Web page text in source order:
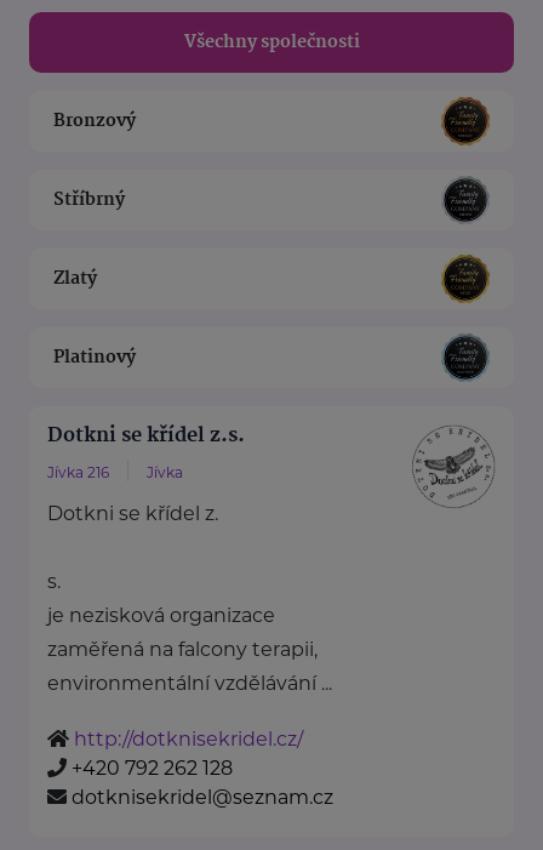
Všechny společnosti
Bronzový
Stříbrný
Zlatý
Platinový
Dotkni se křídel z.s.
Jívka 216 Jívka
Dotkni se křídel z.
s.
je nezisková organizace
zaměřená na falcony terapii,
environmentální vzdělávání ...
http://dotknisekridel.cz/
+420 792 262 128
dotknisekridel@seznam.cz